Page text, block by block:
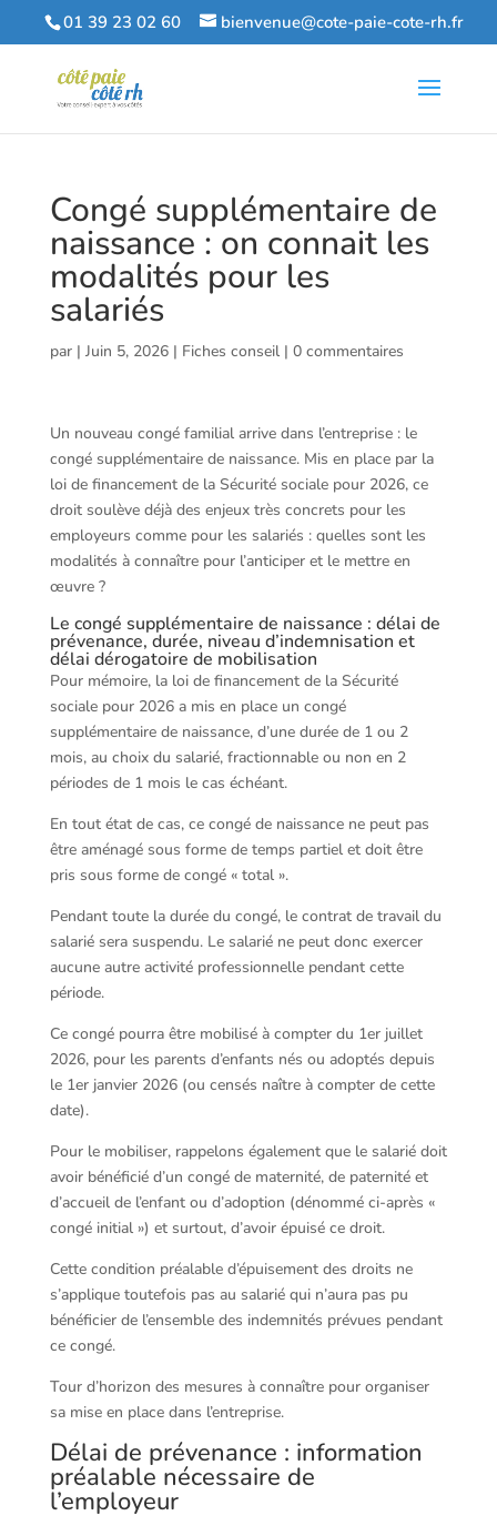
01 39 23 02 60 bienvenue@cote-paie-cote-rh.fr
Congé supplémentaire de
naissance : on connait les
modalités pour les
salariés
par | Juin 5, 2026| Fiches conseil| 0 commentaires
Un nouveau congé familial arrive dans l’entreprise : le
congé supplémentaire de naissance. Mis en place par la
loi de financement de la Sécurité sociale pour 2026, ce
droit soulève déjà des enjeux très concrets pour les
employeurs comme pour les salariés : quelles sont les
modalités à connaître pour l’anticiper et le mettre en
œuvre ?
Le congé supplémentaire de naissance : délai de
prévenance, durée, niveau d’indemnisation et
délai dérogatoire de mobilisation
Pour mémoire, la loi de financement de la Sécurité
sociale pour 2026 a mis en place un congé
supplémentaire de naissance, d’une durée de 1 ou 2
mois, au choix du salarié, fractionnable ou non en 2
périodes de 1 mois le cas échéant.
En tout état de cas, ce congé de naissance ne peut pas
être aménagé sous forme de temps partiel et doit être
pris sous forme de congé « total ».
Pendant toute la durée du congé, le contrat de travail du
salarié sera suspendu. Le salarié ne peut donc exercer
aucune autre activité professionnelle pendant cette
période.
Ce congé pourra être mobilisé à compter du 1er juillet
2026, pour les parents d’enfants nés ou adoptés depuis
le 1er janvier 2026 (ou censés naître à compter de cette
date).
Pour le mobiliser, rappelons également que le salarié doit
avoir bénéficié d’un congé de maternité, de paternité et
d’accueil de l’enfant ou d’adoption (dénommé ci-après «
congé initial ») et surtout, d’avoir épuisé ce droit.
Cette condition préalable d’épuisement des droits ne
s’applique toutefois pas au salarié qui n’aura pas pu
bénéficier de l’ensemble des indemnités prévues pendant
ce congé.
Tour d’horizon des mesures à connaître pour organiser
sa mise en place dans l’entreprise.
Délai de prévenance : information
préalable nécessaire de
l’employeur